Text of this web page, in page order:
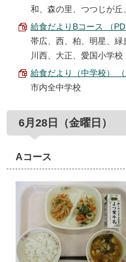
和、森の里、つつじが丘
給食だよりBコース （
帯広、西、柏、明星、緑
川西、大正、愛国小学校
給食だより（中学校） （
市内全中学校
6月28日（金曜日）
Aコース